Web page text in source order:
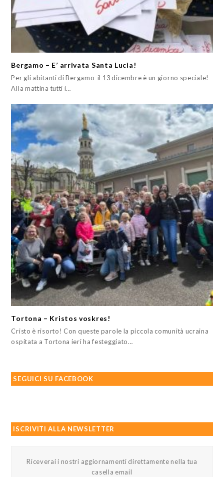
Bergamo – E’ arrivata Santa Lucia!
Per gli abitanti di Bergamo il 13 dicembre è un giorno speciale!
Alla mattina tutti i…
Tortona – Kristos voskres!
Cristo è risorto! Con queste parole la piccola comunità ucraina
ospitata a Tortona ieri ha festeggiato…
SEGUICI SU FACEBOOK
ISCRIVITI ALLA NEWSLETTER
Riceverai i nostri aggiornamenti direttamente nella tua
casella email